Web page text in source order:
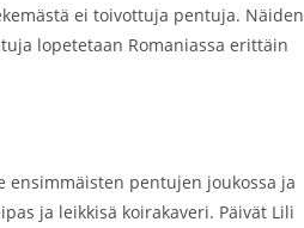
ei toivottuja pentuja. Näiden
lopetetaan Romaniassa erittäin
pentujen joukossa ja
ja leikkisä koirakaveri. Päivät Lili